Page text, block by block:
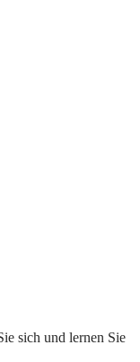
sich und lernen Sie